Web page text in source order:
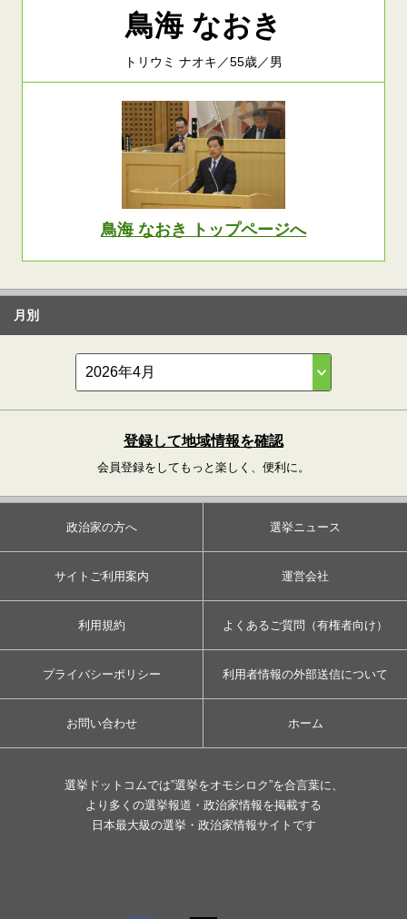
鳥海 なおき
トリウミ ナオキ／55歳／男
鳥海 なおき トップページへ
月別
登録して地域情報を確認
会員登録をしてもっと楽しく、便利に。
政治家の方へ 選挙ニュース
サイトご利用案内 運営会社
利用規約 よくあるご質問（有権者向け）
プライバシーポリシー 利用者情報の外部送信について
お問い合わせ ホーム
選挙ドットコムでは”選挙をオモシロク”を合言葉に、
より多くの選挙報道・政治家情報を掲載する
日本最大級の選挙・政治家情報サイトです